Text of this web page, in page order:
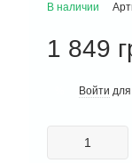
В наличии
1 849
Войти